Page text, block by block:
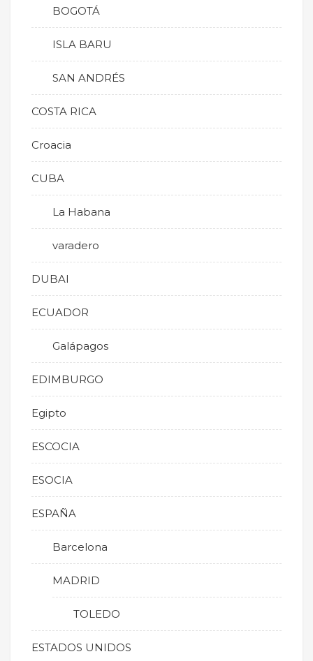
BOGOTÁ
ISLA BARU
SAN ANDRÉS
COSTA RICA
Croacia
CUBA
La Habana
varadero
DUBAI
ECUADOR
Galápagos
EDIMBURGO
Egipto
ESCOCIA
ESOCIA
ESPAÑA
Barcelona
MADRID
TOLEDO
ESTADOS UNIDOS